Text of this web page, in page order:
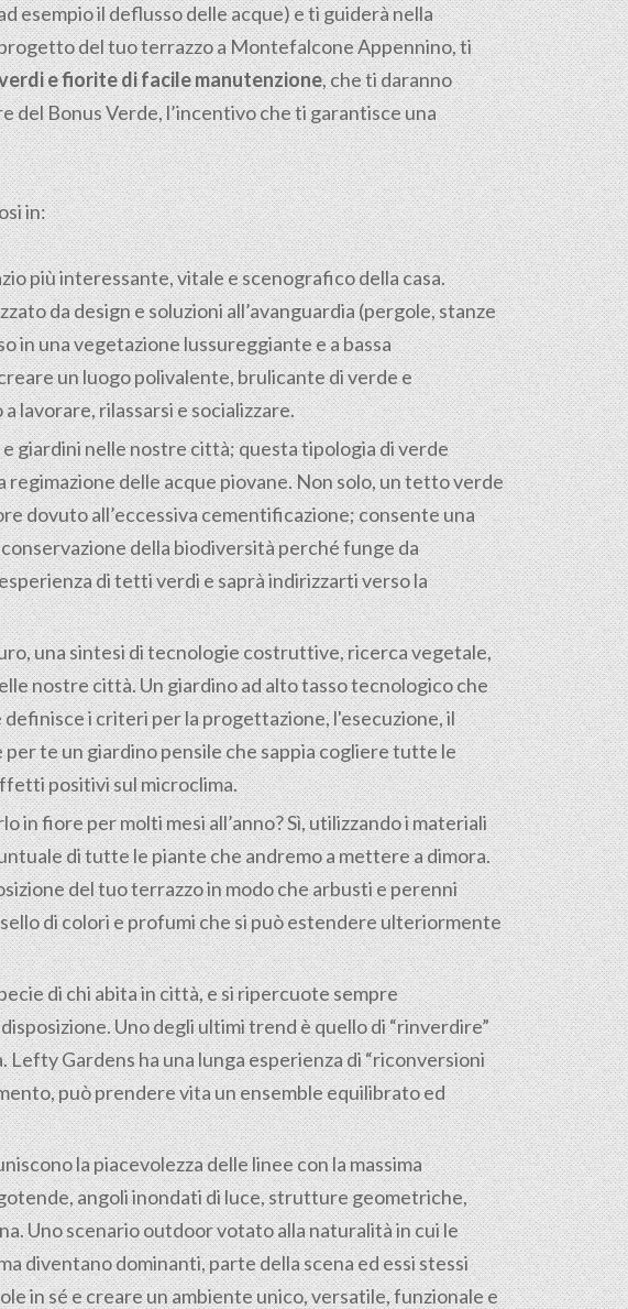
esempio il deflusso delle acque) e ti guiderà nella
del tuo terrazzo a Montefalcone Appennino, ti
e fiorite di facile manutenzione, che ti daranno
del Bonus Verde, l’incentivo che ti garantisce una
in:
più interessante, vitale e scenografico della casa.
da design e soluzioni all’avanguardia (pergole, stanze
in una vegetazione lussureggiante e a bassa
un luogo polivalente, brulicante di verde e
rilassarsi e socializzare.
giardini nelle nostre città; questa tipologia di verde
delle acque piovane. Non solo, un tetto verde
dovuto all’eccessiva cementificazione; consente una
della biodiversità perché funge da
di tetti verdi e saprà indirizzarti verso la
una sintesi di tecnologie costruttive, ricerca vegetale,
nostre città. Un giardino ad alto tasso tecnologico che
i criteri per la progettazione, l'esecuzione, il
te un giardino pensile che sappia cogliere tutte le
positivi sul microclima.
in fiore per molti mesi all’anno? Sì, utilizzando i materiali
di tutte le piante che andremo a mettere a dimora.
del tuo terrazzo in modo che arbusti e perenni
di colori e profumi che si può estendere ulteriormente
di chi abita in città, e si ripercuote sempre
Uno degli ultimi trend è quello di “rinverdire”
Gardens ha una lunga esperienza di “riconversioni
può prendere vita un ensemble equilibrato ed
la piacevolezza delle linee con la massima
angoli inondati di luce, strutture geometriche,
Uno scenario outdoor votato alla naturalità in cui le
diventano dominanti, parte della scena ed essi stessi
in sé e creare un ambiente unico, versatile, funzionale e